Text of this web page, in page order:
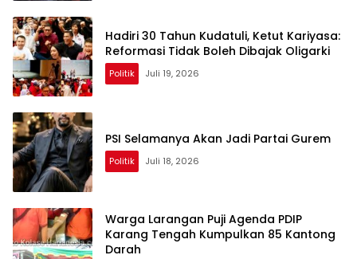
Hadiri 30 Tahun Kudatuli, Ketut Kariyasa:
Reformasi Tidak Boleh Dibajak Oligarki
Politik Juli 19, 2026
PSI Selamanya Akan Jadi Partai Gurem
Politik Juli 18, 2026
Warga Larangan Puji Agenda PDIP
Karang Tengah Kumpulkan 85 Kantong
Darah